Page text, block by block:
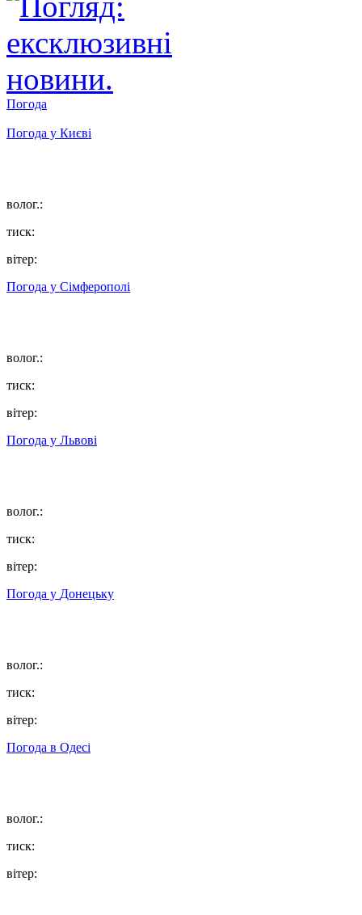
Погода
Погода у Києві
волог.:
тиск:
вітер:
Погода у Сімферополі
волог.:
тиск:
вітер:
Погода у Львові
волог.:
тиск:
вітер:
Погода у Донецьку
волог.:
тиск:
вітер:
Погода в Одесі
волог.:
тиск:
вітер: